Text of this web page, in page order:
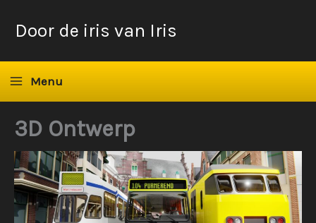
naarDoor de iris van Iris
Menu
3D Ontwerp